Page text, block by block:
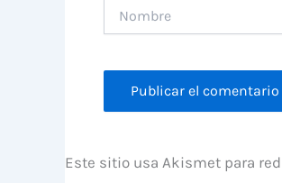
Este sitio usa Akismet para